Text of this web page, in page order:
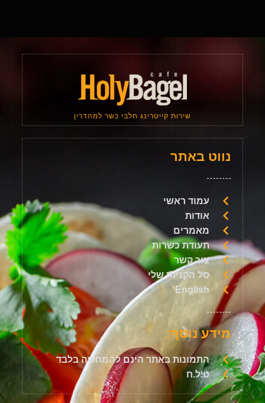
נווט באתר
עמוד ראשי
אודות
מאמרים
תעודת כשרות
צור קשר
סל הקניות שלי
English
מידע נוסף:
התמונות באתר הינם להמחשה בלבד
ט.ל.ח
שירות קייטרינג חלבי כשר למהדרין